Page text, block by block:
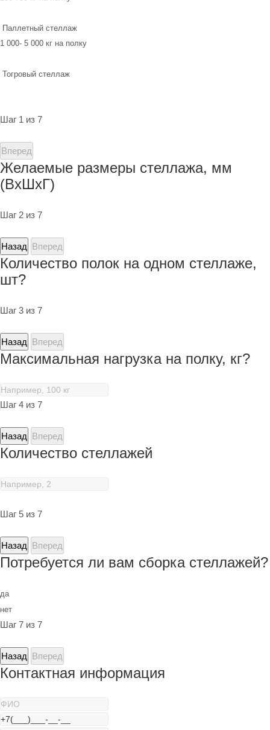
Паллетный стеллаж
1 000- 5 000 кг на полку
Тогровый стеллаж
Шаг 1 из 7
Вперед
Желаемые размеры стеллажа, мм
(ВхШхГ)
Шаг 2 из 7
Назад Вперед
Количество полок на одном стеллаже,
шт?
Шаг 3 из 7
Назад Вперед
Максимальная нагрузка на полку, кг?
Шаг 4 из 7
Назад Вперед
Количество стеллажей
Шаг 5 из 7
Назад Вперед
Потребуется ли вам сборка стеллажей?
да
нет
Шаг 7 из 7
Назад Вперед
Контактная информация